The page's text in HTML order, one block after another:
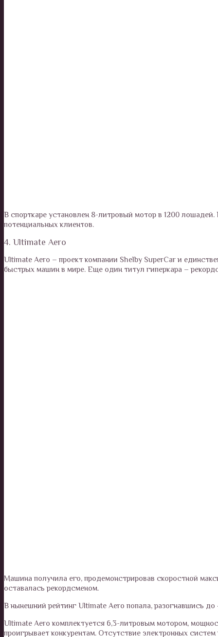
В спорткаре установлен 8-литровый мотор в 1200
потенциальных клиентов.
4. Ultimate Aero
Ultimate Aero – проект компании Shelby SuperCar и
быстрых машин в мире. Еще один титул гиперкара –
Машина получила его, продемонстрировав скоростной
оставалась рекордсменом.
В нынешний рейтинг Ultimate Aero попала, разогнавшись
Ultimate Aero комплектуется 6,3-литровым мотором,
проигрывает конкурентам. Отсутствие электронных